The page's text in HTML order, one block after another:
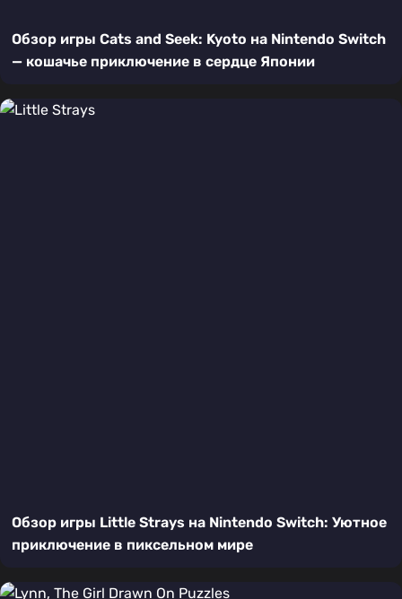
Обзор игры Cats and Seek: Kyoto на Nintendo Switch
— кошачье приключение в сердце Японии
Обзор игры Little Strays на Nintendo Switch: Уютное
приключение в пиксельном мире